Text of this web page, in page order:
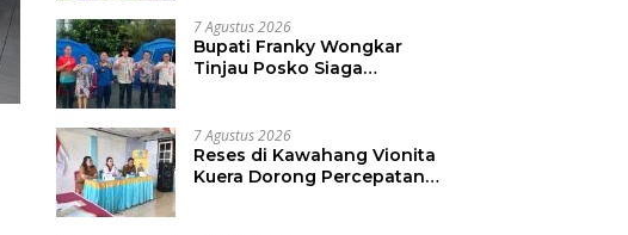
Hilirisasi Kelapa ke Investor
7 Agustus 2026
Bupati Franky Wongkar
Tinjau Posko Siaga
Musim Kemarau
7 Agustus 2026
Reses di Kawahang Vionita
Kuera Dorong Percepatan